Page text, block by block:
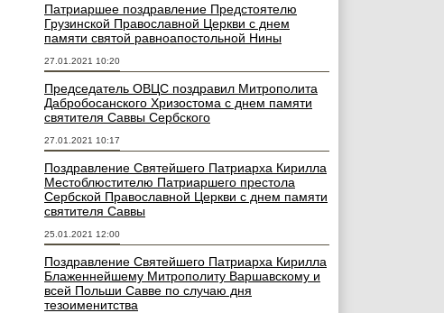
Патриаршее поздравление Предстоятелю
Грузинской Православной Церкви с днем
памяти святой равноапостольной Нины
27.01.2021 10:20
Председатель ОВЦС поздравил Митрополита
Дабробосанского Хризостома с днем памяти
святителя Саввы Сербского
27.01.2021 10:17
Поздравление Святейшего Патриарха Кирилла
Местоблюстителю Патриаршего престола
Сербской Православной Церкви с днем памяти
святителя Саввы
25.01.2021 12:00
Поздравление Святейшего Патриарха Кирилла
Блаженнейшему Митрополиту Варшавскому и
всей Польши Савве по случаю дня
тезоименитства